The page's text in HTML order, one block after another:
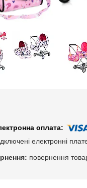
електронні
повернення